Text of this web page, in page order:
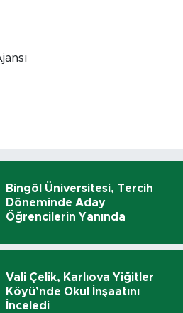
Bingöl Üniversitesi, Tercih
Döneminde Aday
Öğrencilerin Yanında
Vali Çelik, Karlıova Yiğitler
Köyü’nde Okul İnşaatını
İnceledi